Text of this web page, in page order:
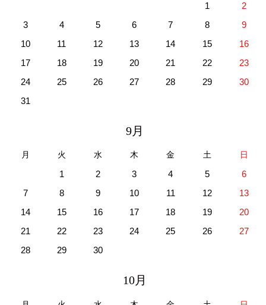
1
2
3
4 5 6 7 8
9
10
11 12 13 14 15
16
17
18 19 20 21 22
23
24
25 26 27 28 29
30
31
9月
月 火 水 木 金 土 日
1 2 3 4 5
6
7
8 9 10 11 12
13
14
15 16 17 18 19
20
21
22 23 24 25 26
27
28
29 30
10月